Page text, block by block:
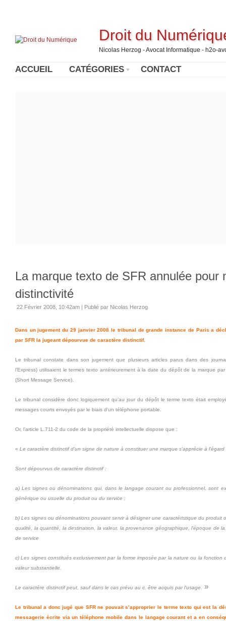
Droit du
Nicolas Herzog - Avocat Informatique - h2o-
ACCUEIL CATÉGORIES CONTACT
La marque texto de SFR annulée pour
distinctivité
22 Février 2008, 10:42am | Publié par Nicolas Herzog
Dans un jugement du 29 janvier 2008 le tribunal de grande instance de Paris a
par SFR la jugeant dépourvue de caractère distinctif.
Le tribunal constate dans son jugement que plusieurs articles parus dans des
l’Express) utilisaient le termes texto antérieurement à la date du dépôt de la marque
(Short Message Service).
Le tribunal considère donc logiquement qu’au jour du dépôt le terme texto était
messages courts envoyés par le biais d’un téléphone portable.
Or, l’article L.711-2 du code de la propriété intellectuelle dispose que :
« Le caractère distinctif d'un signe de nature à constituer une marque s'apprécie à
Sont dépourvus de caractère distinctif :
a) Les signes ou dénominations qui, dans le langage courant ou professionnel, sont
générique ou usuelle du produit ou du service ;
b) Les signes ou dénominations pouvant servir à désigner une caractéristique du produit
qualité, la quantité, la destination, la valeur, la provenance géographique, l'époque de
de service
c) Les signes constitués exclusivement par la forme imposée par la nature ou la
valeur substantielle.
Le caractère distinctif peut, sauf dans le cas prévu au c, être acquis par l'usage. »
Le tribunal a donc jugé que SFR ne pouvait s’approprier le terme texto qui est la
messagerie écrite via un téléphone mobile dans le langage courant et a en